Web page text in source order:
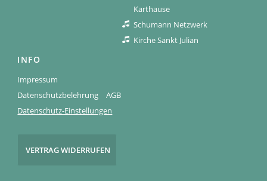
Karthause
Schumann Netzwerk
Kirche Sankt Julian
INFO
Impressum
Datenschutzbelehrung
AGB
Datenschutz-Einstellungen
VERTRAG WIDERRUFEN